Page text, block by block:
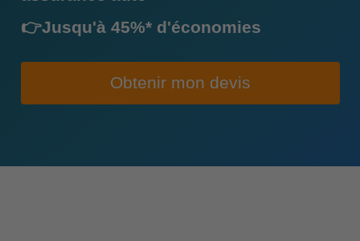
👉Jusqu'à 45%* d'économies
Obtenir mon devis